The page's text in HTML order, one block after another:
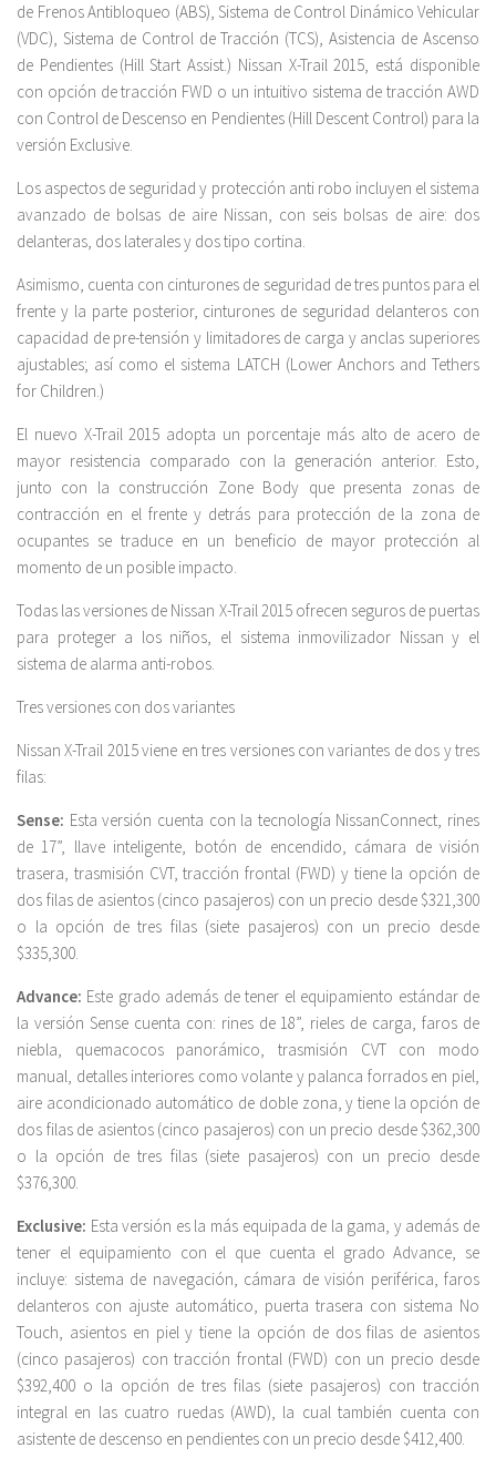
de Frenos Antibloqueo (ABS), Sistema de Control Dinámico Vehicular
(VDC), Sistema de Control de Tracción (TCS), Asistencia de Ascenso
de Pendientes (Hill Start Assist.) Nissan X-Trail 2015, está disponible
con opción de tracción FWD o un intuitivo sistema de tracción AWD
con Control de Descenso en Pendientes (Hill Descent Control) para la
versión Exclusive.
Los aspectos de seguridad y protección anti robo incluyen el sistema
avanzado de bolsas de aire Nissan, con seis bolsas de aire: dos
delanteras, dos laterales y dos tipo cortina.
Asimismo, cuenta con cinturones de seguridad de tres puntos para el
frente y la parte posterior, cinturones de seguridad delanteros con
capacidad de pre-tensión y limitadores de carga y anclas superiores
ajustables; así como el sistema LATCH (Lower Anchors and Tethers
for Children.)
El nuevo X-Trail 2015 adopta un porcentaje más alto de acero de
mayor resistencia comparado con la generación anterior. Esto,
junto con la construcción Zone Body que presenta zonas de
contracción en el frente y detrás para protección de la zona de
ocupantes se traduce en un beneficio de mayor protección al
momento de un posible impacto.
Todas las versiones de Nissan X-Trail 2015 ofrecen seguros de puertas
para proteger a los niños, el sistema inmovilizador Nissan y el
sistema de alarma anti-robos.
Tres versiones con dos variantes
Nissan X-Trail 2015 viene en tres versiones con variantes de dos y tres
filas:
Sense: Esta versión cuenta con la tecnología NissanConnect, rines
de 17”, llave inteligente, botón de encendido, cámara de visión
trasera, trasmisión CVT, tracción frontal (FWD) y tiene la opción de
dos filas de asientos (cinco pasajeros) con un precio desde $321,300
o la opción de tres filas (siete pasajeros) con un precio desde
$335,300.
Advance: Este grado además de tener el equipamiento estándar de
la versión Sense cuenta con: rines de 18”, rieles de carga, faros de
niebla, quemacocos panorámico, trasmisión CVT con modo
manual, detalles interiores como volante y palanca forrados en piel,
aire acondicionado automático de doble zona, y tiene la opción de
dos filas de asientos (cinco pasajeros) con un precio desde $362,300
o la opción de tres filas (siete pasajeros) con un precio desde
$376,300.
Exclusive: Esta versión es la más equipada de la gama, y además de
tener el equipamiento con el que cuenta el grado Advance, se
incluye: sistema de navegación, cámara de visión periférica, faros
delanteros con ajuste automático, puerta trasera con sistema No
Touch, asientos en piel y tiene la opción de dos filas de asientos
(cinco pasajeros) con tracción frontal (FWD) con un precio desde
$392,400 o la opción de tres filas (siete pasajeros) con tracción
integral en las cuatro ruedas (AWD), la cual también cuenta con
asistente de descenso en pendientes con un precio desde $412,400.